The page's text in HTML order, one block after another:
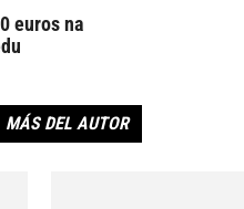
euros na
MÁS DEL AUTOR